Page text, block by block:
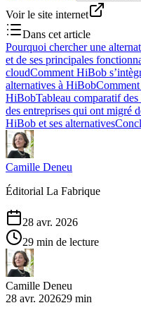
Voir le site internet
Dans cet article
Pourquoi chercher une
et de ses principales
cloudComment HiBob
alternatives à HiBob
HiBobTableau comparatif
des entreprises qui ont migré
HiBob et ses alternatives
Camille Deneu
Éditorial La Fabrique
28 avr. 2026
29 min de lecture
Camille Deneu
28 avr. 202629 min